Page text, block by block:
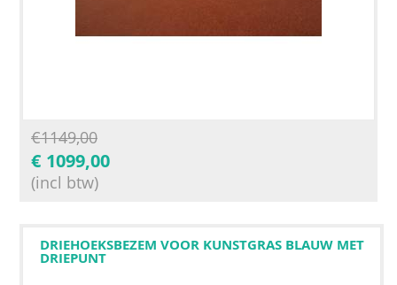
€1149,00
€ 1099,00
(incl btw)
DRIEHOEKSBEZEM VOOR KUNSTGRAS BLAUW MET
DRIEPUNT